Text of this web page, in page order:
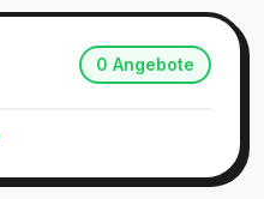
0 Angebote